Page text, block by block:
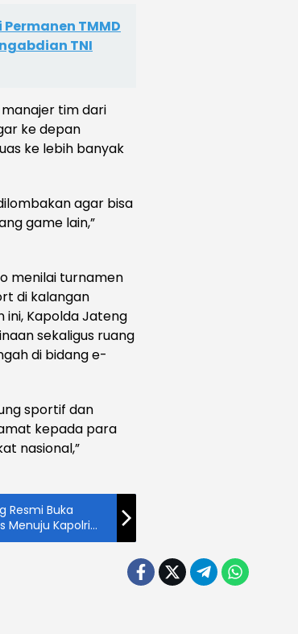
TMMD
TNI
manajer tim dari
ke depan
ke lebih banyak
agar bisa
game lain,”
menilai turnamen
di kalangan
ini, Kapolda Jateng
sekaligus ruang
di bidang e-
sportif dan
kepada para
nasional,”
Resmi Buka
Menuju Kapolri